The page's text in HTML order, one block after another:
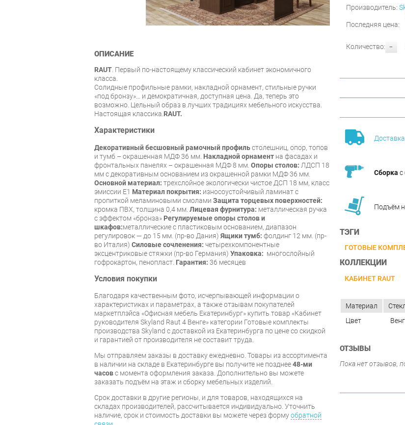
Производитель:
Последняя цена:
-
Количество:
Доставка
Сборка с
Подъём
ТЭГИ
ГОТОВЫЕ
КОЛЛЕКЦИИ
КАБИНЕТ RAUT
ОПИСАНИЕ
RAUT . Первый по-настоящему классический кабинет экономичного
класса.
Солидные профильные рамки, накладной орнамент, стильные ручки
«под бронзу»… и демократичная, доступная цена. Да, теперь это
возможно. Цельный образ в лучших традициях мебельного искусства.
Настоящая классика. RAUT.
Характеристики
Декоративный бесшовный рамочный профильстолешниц, опор, топов
и тумб – окрашенная МДФ 36 мм. Накладной орнамент на фасадах и
фронтальных панелях – окрашенная МДФ 8 мм. Опоры столов: ЛДСП 18
мм с декоративным основанием из окрашенной рамки МДФ 36 мм.
Основной материал: трехслойное экологически чистое ДСП 18 мм, класс
эмиссии Е1 Материал покрытия: износоустойчивый ламинат с
пропиткой меламиновыми смолами Защита торцевых поверхностей:
кромка ПВХ, толщина 0,4 мм. Лицевая фурнитура: металлическая ручка
с эффектом «бронза» Регулируемые опоры столов и
шкафов:металлические с пластиковым основанием, диапазон
регулировок — до 15 мм. (пр-во Дания) Ящики тумб: фолдинг 12 мм. (пр-
во Италия) Силовые сочленения: четырехкомпонентные
эксцентриковые стяжки (пр-во Германия) Упаковка: многослойный
гофрокартон, пенопласт. Гарантия: 36 месяцев
Условия покупки
Благодаря качественным фото, исчерпывающей информации о
характеристиках и параметрах, а также отзывам покупателей
маркетплэйса «Офисная мебель Екатеринбург» купить товар «Кабинет
руководителя Skyland Raut 4 Венге» категории Готовые комплекты
производства Skyland с доставкой из Екатеринбурга по цене со скидкой
и гарантией от производителя не составит труда.
Мы отправляем заказы в доставку ежедневно. Товары из ассортимента
в наличии на складе в Екатеринбурге вы получите не позднее48-ми
часовс момента оформления заказа. Дополнительно вы можете
заказать подъём на этаж и сборку мебельных изделий.
Срок доставки в другие регионы, и для товаров, находящихся на
складах производителей, рассчитывается индивидуально. Уточнить
наличие, срок и стоимость доставки вы можете через формуобратной
Материал
Цвет
ОТЗЫВЫ
Пока нет отзывов,